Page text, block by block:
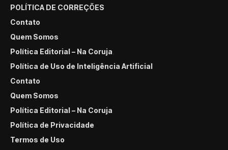
POLÍTICA DE CORREÇÕES
Contato
Quem Somos
Política Editorial – Na Coruja
Política de Uso de Inteligência Artificial
Contato
Quem Somos
Política Editorial – Na Coruja
Política de Privacidade
Termos de Uso